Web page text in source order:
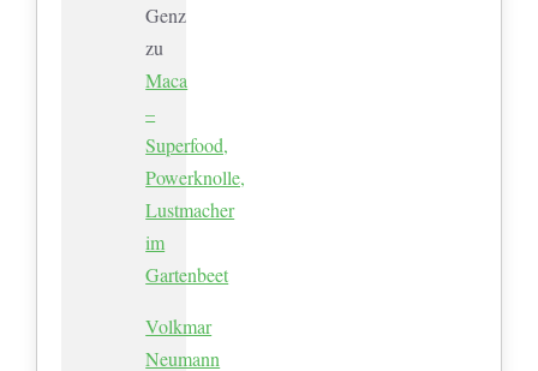
Genz
zu
Maca
–
Superfood,
Powerknolle,
Lustmacher
im
Gartenbeet
Volkmar
Neumann